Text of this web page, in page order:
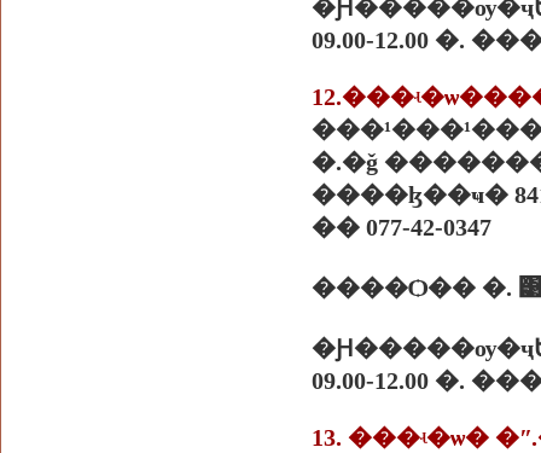
09.00-12.00 �.
�.�ǧ
����ɮ��ҹ�
�� 077-42-0347
����Ѻ�� �.
09.00-12.00 �.
13. ���ʵ�ѡ�